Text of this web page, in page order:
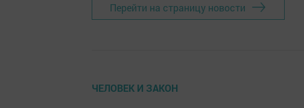
Перейти на страницу новости
ЧЕЛОВЕК И ЗАКОН